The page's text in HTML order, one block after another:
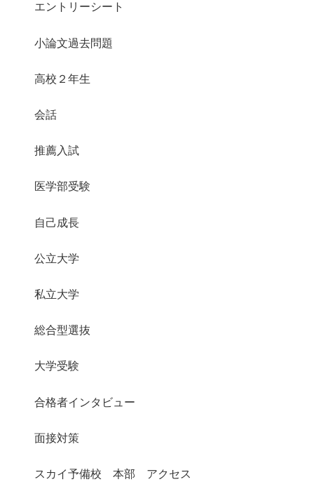
エントリーシート
小論文過去問題
高校２年生
会話
推薦入試
医学部受験
自己成長
公立大学
私立大学
総合型選抜
大学受験
合格者インタビュー
面接対策
スカイ予備校 本部 アクセス